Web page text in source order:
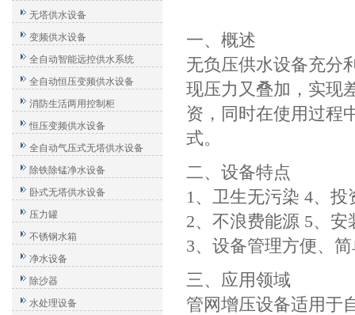
无塔供水设备
变频供水设备
全自动智能远控供水系统
全自动恒压变频供水设备
消防生活两用控制柜
恒压变频供水设备
全自动气压式无塔供水设备
除铁除锰净水设备
卧式无塔供水设备
压力罐
不锈钢水箱
净水设备
除沙器
水处理设备
一、概述
无负压供水设备充分
现压力又叠加，实现
资，同时在使用过程
式。
二、设备特点
1、卫生无污染 4、
2、不浪费能源 5、
3、设备管理方便、
三、应用领域
管网增压设备适用于